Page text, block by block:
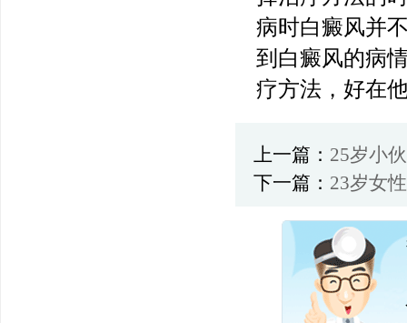
病时白癜风并
到白癜风的病
疗方法，好在
上一篇： 25岁小
下一篇： 23岁女